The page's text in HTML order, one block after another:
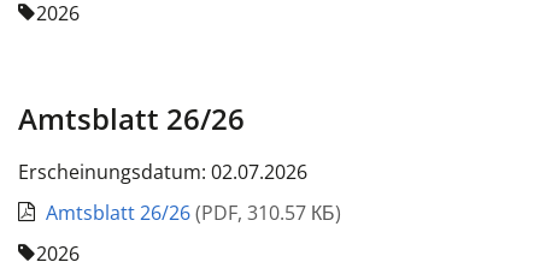
2026
Amtsblatt 26/26
Erscheinungsdatum: 02.07.2026
Amtsblatt 26/26(PDF, 310.57 КБ)
2026